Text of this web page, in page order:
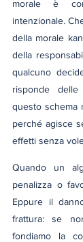
morale è
intenzionale.
della morale
della
qualcuno
risponde delle
questo schema
perché agisce
effetti senza
Quando un
penalizza o
Eppure il
frattura: se
fondiamo la